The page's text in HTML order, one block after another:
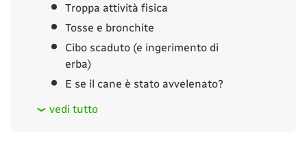
Troppa attività fisica
Tosse e bronchite
Cibo scaduto (e ingerimento di
erba)
E se il cane è stato avvelenato?
vedi tutto